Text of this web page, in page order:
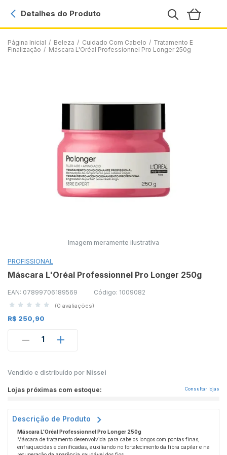
Página Inicial / Beleza / Cuidado Com Cabelo / Tratamento E
Finalização / Máscara L'Oréal Professionnel Pro Longer 250g
Detalhes do Produto
Imagem meramente ilustrativa
PROFISSIONAL
Máscara L'Oréal Professionnel Pro Longer 250g
EAN: 07899706189569 Código: 1009082
(0 avaliações)
R$ 250,90
1
Vendido e distribuído por Nissei
Lojas próximas com estoque: Consultar lojas
Descrição de Produto
Máscara L'Oréal Professionnel Pro Longer 250g
Máscara de tratamento desenvolvida para cabelos longos com pontas finas,
enfraquecidas e danificadas, auxiliando no fortalecimento da fibra capilar e na